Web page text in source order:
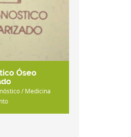
Óseo
/ Medicina